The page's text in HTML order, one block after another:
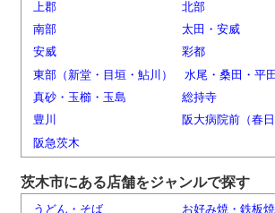
上郡
北部
南部
太田・安威
安威
彩都
東部（新堂・目垣・鮎川）
水尾・桑田・平田
真砂・玉櫛・玉島
総持寺
豊川
阪大病院前（春日
阪急茨木
茨木市にある店舗をジャンルで探す
うどん・そば お好み焼・鉄板焼